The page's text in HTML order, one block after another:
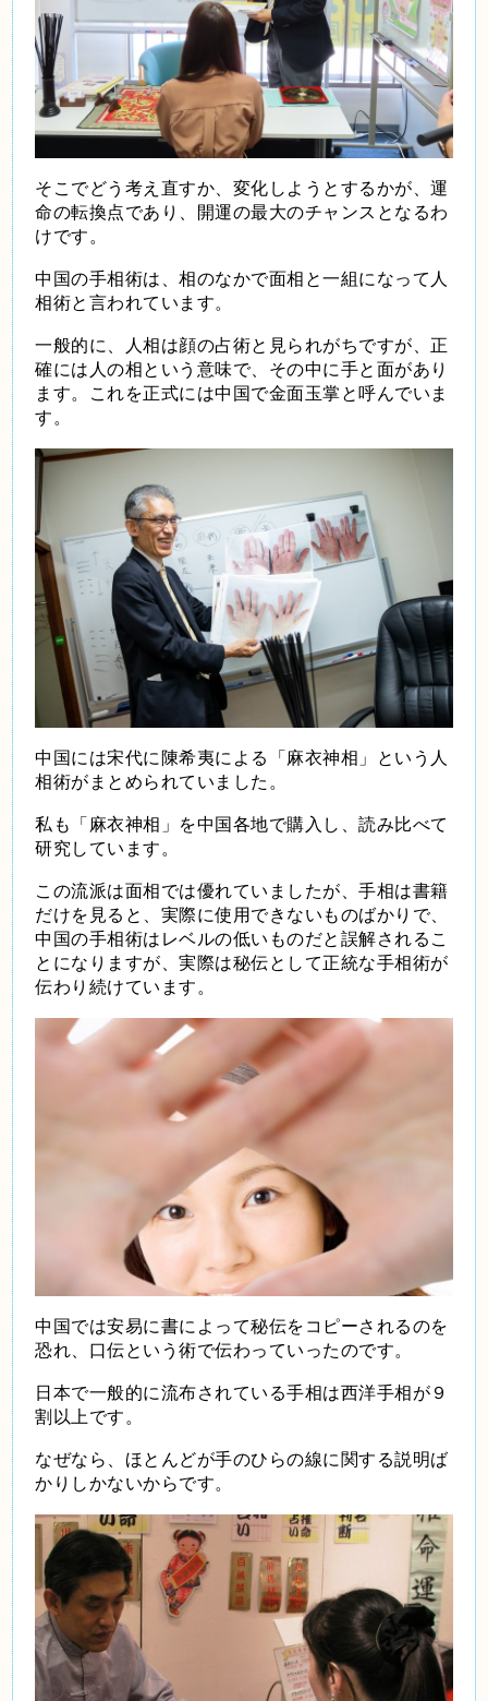
そこでどう考え直すか、変化しようとするかが、運
命の転換点であり、開運の最大のチャンスとなるわ
けです。
中国の手相術は、相のなかで面相と一組になって人
相術と言われています。
一般的に、人相は顔の占術と見られがちですが、正
確には人の相という意味で、その中に手と面があり
ます。これを正式には中国で金面玉掌と呼んでいま
す。
中国には宋代に陳希夷による「麻衣神相」という人
相術がまとめられていました。
私も「麻衣神相」を中国各地で購入し、読み比べて
研究しています。
この流派は面相では優れていましたが、手相は書籍
だけを見ると、実際に使用できないものばかりで、
中国の手相術はレベルの低いものだと誤解されるこ
とになりますが、実際は秘伝として正統な手相術が
伝わり続けています。
中国では安易に書によって秘伝をコピーされるのを
恐れ、口伝という術で伝わっていったのです。
日本で一般的に流布されている手相は西洋手相が９
割以上です。
なぜなら、ほとんどが手のひらの線に関する説明ば
かりしかないからです。